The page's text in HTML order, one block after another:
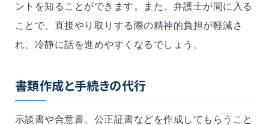
ントを知ることができます。また、弁護士が間に入る
ことで、直接やり取りする際の精神的負担が軽減さ
れ、冷静に話を進めやすくなるでしょう。
書類作成と手続きの代行
示談書や合意書、公正証書などを作成してもらうこと